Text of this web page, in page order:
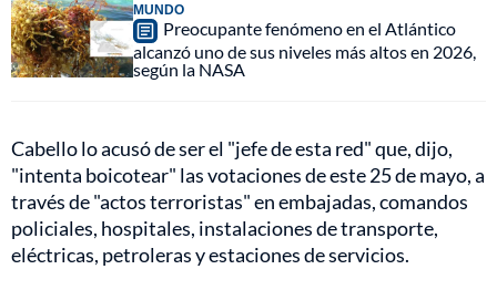
MUNDO
Preocupante fenómeno en el Atlántico
alcanzó uno de sus niveles más altos en 2026,
según la NASA
Cabello lo acusó de ser el "jefe de esta red" que, dijo,
"intenta boicotear" las votaciones de este 25 de mayo, a
través de "actos terroristas" en embajadas, comandos
policiales, hospitales, instalaciones de transporte,
eléctricas, petroleras y estaciones de servicios.